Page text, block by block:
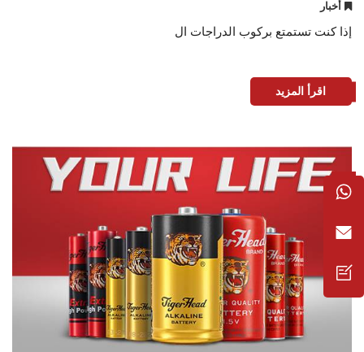
أخبار
إذا كنت تستمتع بركوب الدراجات ال
اقرأ المزيد